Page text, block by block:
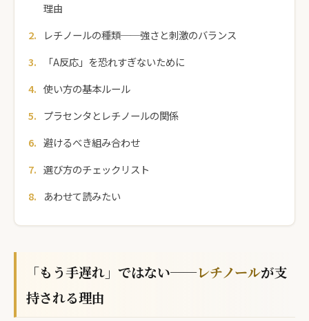
理由
レチノールの種類──強さと刺激のバランス
「A反応」を恐れすぎないために
使い方の基本ルール
プラセンタとレチノールの関係
避けるべき組み合わせ
選び方のチェックリスト
あわせて読みたい
「もう手遅れ」ではない──レチノールが支
持される理由